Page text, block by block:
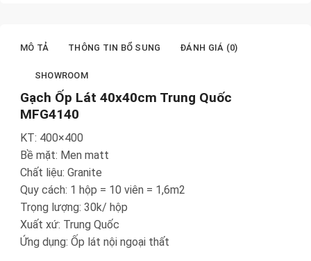
MÔ TẢ THÔNG TIN BỔ SUNG ĐÁNH GIÁ (0)
SHOWROOM
Gạch Ốp Lát 40x40cm Trung Quốc
MFG4140
KT: 400×400
Bề mặt: Men matt
Chất liệu: Granite
Quy cách: 1 hộp = 10 viên = 1,6m2
Trọng lượng: 30k/ hộp
Xuất xứ: Trung Quốc
Ứng dụng: Ốp lát nội ngoại thất